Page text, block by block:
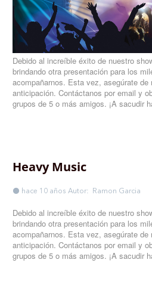
Debido al increíble éxito de nuestro
brindando otra presentación para los
acompañarnos. Esta vez, asegúrate
anticipación. Contáctanos por email y
grupos de 5 o más amigos. ¡A sacudir
Heavy Music
hace 10 años Autor: Ramon Garcia
Debido al increíble éxito de nuestro
brindando otra presentación para los
acompañarnos. Esta vez, asegúrate
anticipación. Contáctanos por email y
grupos de 5 o más amigos. ¡A sacudir